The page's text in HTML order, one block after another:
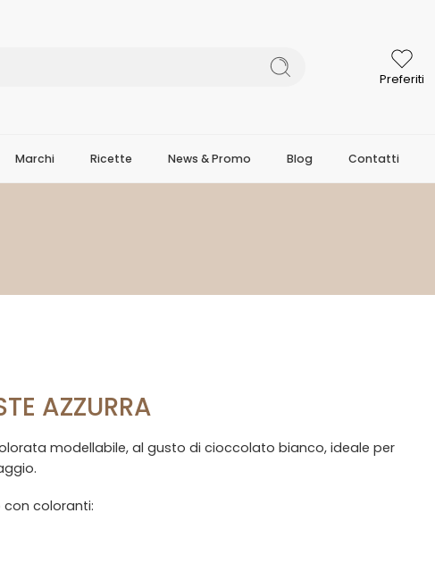
Preferiti
Marchi Ricette News & Promo Blog Contatti
AZZURRA
modellabile, al gusto di cioccolato bianco, ideale per
con coloranti: